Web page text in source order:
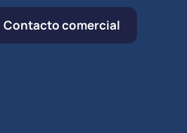
Contacto comercial